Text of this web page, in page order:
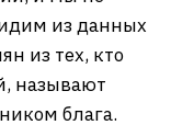
из данных
из тех, кто
называют
блага.